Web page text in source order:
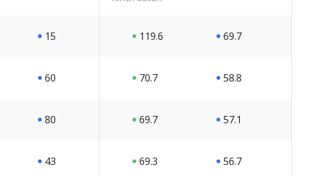
15 119.6 69.7
60 70.7 58.8
80 69.7 57.1
43 69.3 56.7